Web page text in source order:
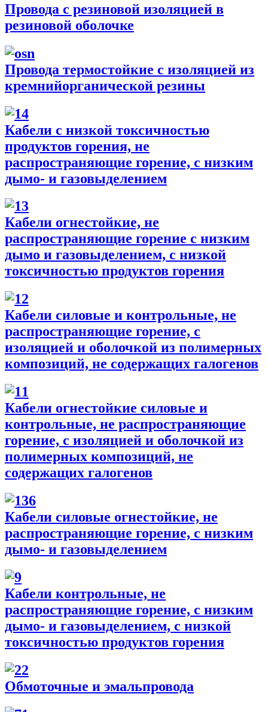
Провода с резиновой изоляцией в
резиновой оболочке
Провода термостойкие с изоляцией из
кремнийорганической резины
Кабели с низкой токсичностью
продуктов горения, не
распространяющие горение, с низким
дымо- и газовыделением
Кабели огнестойкие, не
распространяющие горение с низким
дымо и газовыделением, с низкой
токсичностью продуктов горения
Кабели силовые и контрольные, не
распространяющие горение, с
изоляцией и оболочкой из полимерных
композиций, не содержащих галогенов
Кабели огнестойкие силовые и
контрольные, не распространяющие
горение, с изоляцией и оболочкой из
полимерных композиций, не
содержащих галогенов
Кабели силовые огнестойкие, не
распространяющие горение, с низким
дымо- и газовыделением
Кабели контрольные, не
распространяющие горение, с низким
дымо- и газовыделением, с низкой
токсичностью продуктов горения
Обмоточные и эмальпровода